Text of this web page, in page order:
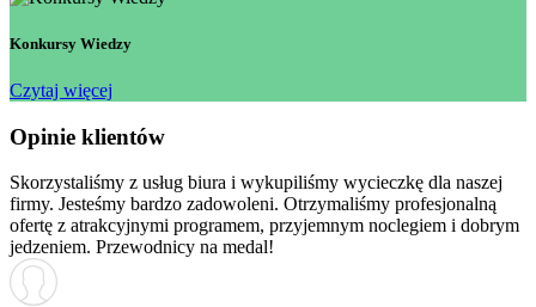
Konkursy Wiedzy
Czytaj więcej
Opinie klientów
Skorzystaliśmy z usług biura i wykupiliśmy wycieczkę dla naszej
firmy. Jesteśmy bardzo zadowoleni. Otrzymaliśmy profesjonalną
ofertę z atrakcyjnymi programem, przyjemnym noclegiem i dobrym
jedzeniem. Przewodnicy na medal!